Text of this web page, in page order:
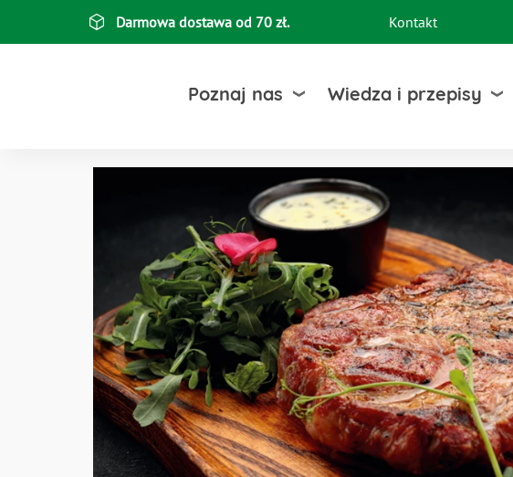
Darmowa dostawa od 70 zł. Kontakt
Poznaj nas Wiedza i przepisy